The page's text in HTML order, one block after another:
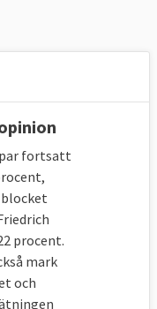
fortsatt
procent.
mark
och